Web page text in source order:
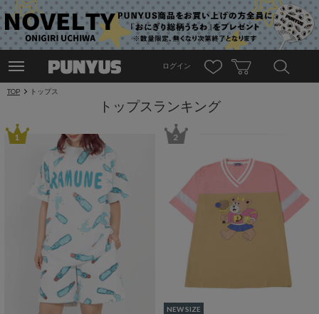
ログイン
TOP トップス
トップスランキング
1
NEW SIZE
2